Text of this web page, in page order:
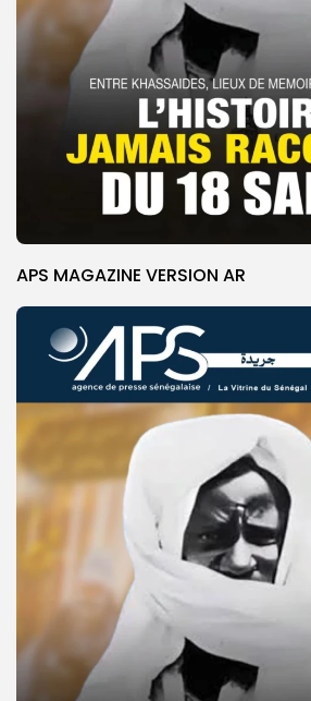
© Copyright 2025, APS
APS MAGAZINE VERSION AR